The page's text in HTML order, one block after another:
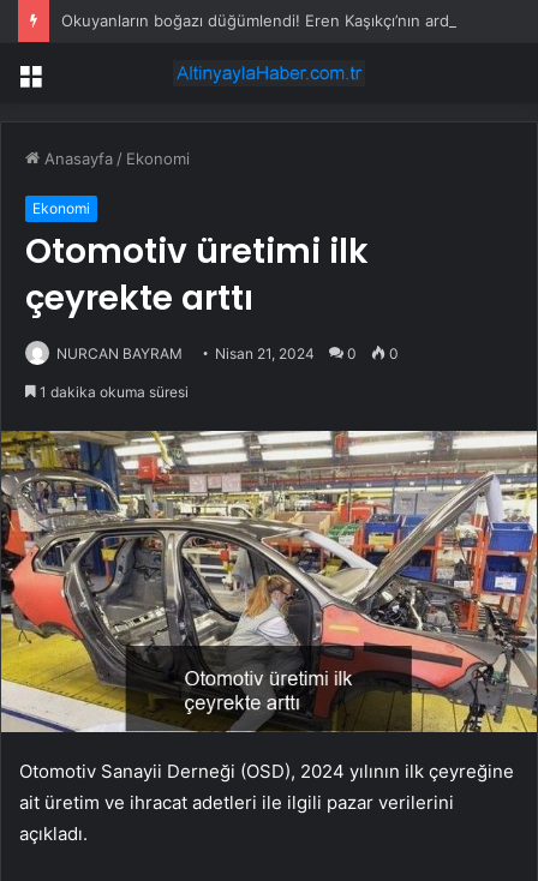
Menü
Anasayfa / Ekonomi
Ekonomi
Otomotiv üretimi ilk
çeyrekte arttı
NURCAN BAYRAM Nisan 21, 2024 0 0
1 dakika okuma süresi
Otomotiv Sanayii Derneği (OSD), 2024 yılının ilk çeyreğine
ait üretim ve ihracat adetleri ile ilgili pazar verilerini
açıkladı.